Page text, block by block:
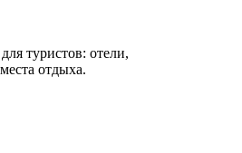
туристов: отели,
отдыха.